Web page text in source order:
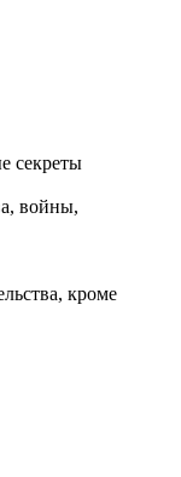
секреты
войны,
кроме